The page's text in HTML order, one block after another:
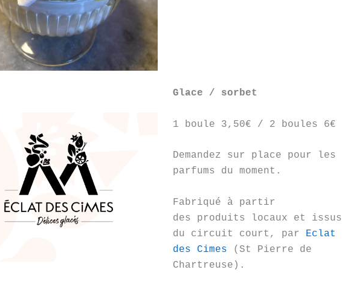
Glace / sorbet
1 boule 3,50€ / 2 boules 6€
Demandez sur place pour les
parfums du moment.
Fabriqué à partir
des produits locaux et issus
du circuit court, par Eclat
des Cimes (St Pierre de
Chartreuse).